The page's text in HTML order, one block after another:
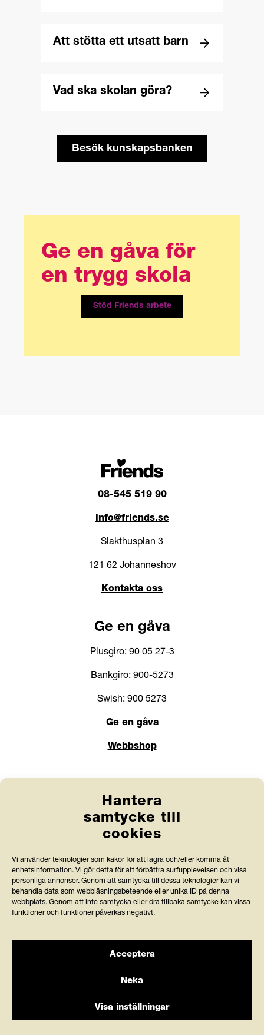
Hantera
samtycke till
cookies
Vi använder teknologier som kakor för att lagra och/eller komma åt
enhetsinformation. Vi gör detta för att förbättra surfupplevelsen och visa
personliga annonser. Genom att samtycka till dessa teknologier kan vi
behandla data som webbläsningsbeteende eller unika ID på denna
webbplats. Genom att inte samtycka eller dra tillbaka samtycke kan vissa
funktioner och funktioner påverkas negativt.
Acceptera
Neka
Visa inställningar
Att stötta ett utsatt barn
Vad ska skolan göra?
Besök kunskapsbanken
Ge en gåva för
en trygg skola
Stöd Friends arbete
08-545 519 90
info@friends.se
Slakthusplan 3
121 62 Johanneshov
Kontakta oss
Ge en gåva
Plusgiro: 90 05 27-3
Bankgiro: 900-5273
Swish: 900 5273
Ge en gåva
Webbshop
Anlita Friends
Jobba hos oss
Prenumerera på nyhetsbrev
Press och rapporter
Styrdokument och köpvillkor
Stiftelsen Friends granskas av Svensk
90-konto använder minst 75 % av intäkterna till